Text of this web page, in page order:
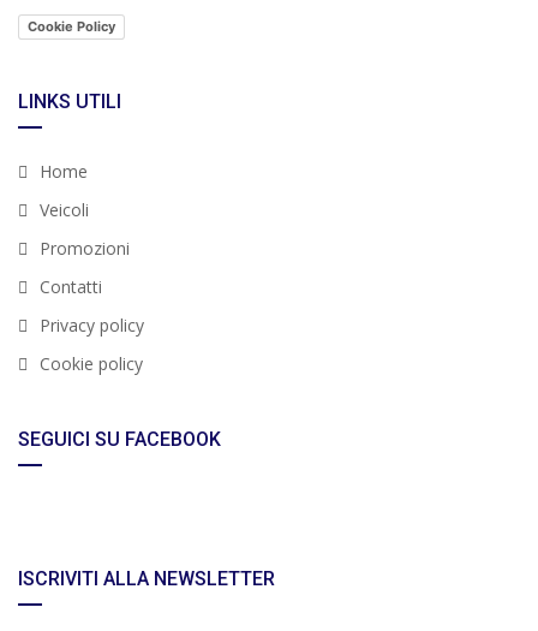
Cookie Policy
LINKS UTILI
Home
Veicoli
Promozioni
Contatti
Privacy policy
Cookie policy
SEGUICI SU FACEBOOK
ISCRIVITI ALLA NEWSLETTER